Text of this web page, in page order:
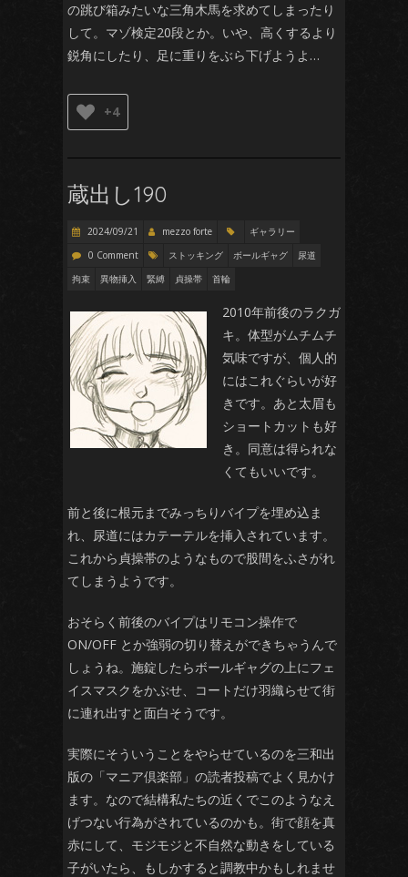
の跳び箱みたいな三角木馬を求めてしまったり
して。マゾ検定20段とか。いや、高くするより
鋭角にしたり、足に重りをぶら下げようよ…
+4
蔵出し190
2024/09/21 mezzo forte
ギャラリー
0 Comment
ストッキング ボールギャグ
尿道
拘束
異物挿入 緊縛 貞操帯 首輪
2010年前後のラクガ
キ。体型がムチムチ
気味ですが、個人的
にはこれぐらいが好
きです。あと太眉も
ショートカットも好
き。同意は得られな
くてもいいです。
前と後に根元までみっちりバイプを埋め込ま
れ、尿道にはカテーテルを挿入されています。
これから貞操帯のようなもので股間をふさがれ
てしまうようです。
おそらく前後のバイプはリモコン操作で
ON/OFF とか強弱の切り替えができちゃうんで
しょうね。施錠したらボールギャグの上にフェ
イスマスクをかぶせ、コートだけ羽織らせて街
に連れ出すと面白そうです。
実際にそういうことをやらせているのを三和出
版の「マニア倶楽部」の読者投稿でよく見かけ
ます。なので結構私たちの近くでこのようなえ
げつない行為がされているのかも。街で顔を真
赤にして、モジモジと不自然な動きをしている
子がいたら、もしかすると調教中かもしれませ